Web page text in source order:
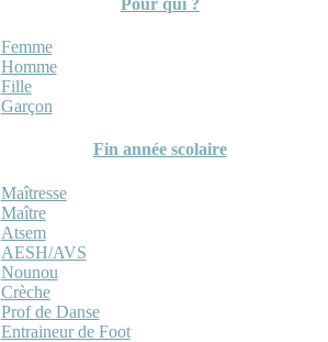
Femme
Homme
Fille
Garçon
Fin année scolaire
Maîtresse
Maître
Atsem
AESH/AVS
Nounou
Crèche
Prof de Danse
Entraineur de Foot